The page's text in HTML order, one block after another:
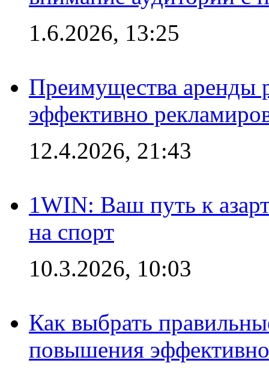
1.6.2026, 13:25
Преимущества аренды
эффективно
12.4.2026, 21:43
1WIN: Ваш путь к
на спорт
10.3.2026, 10:03
Как выбрать
повышения